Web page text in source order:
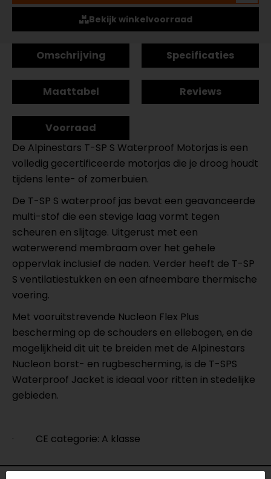
Bekijk winkelvoorraad
Omschrijving Specificaties
Maattabel Reviews
Voorraad
De Alpinestars T-SP S Waterproof Motorjas is een
volledig gecertificeerde motorjas die je droog houdt
tijdens lente- of zomerbuien.
De T-SP S waterproof jas bevat een geavanceerde
multi-stof die een stevige laag vormt tegen
scheuren en slijtage. Uitgerust met een
waterwerend membraam over het gehele
oppervlak inclusief de naden. Verder heeft de T-SP
S ventilatiestukken en een afneembare thermische
voering.
Met vooruitstrevende Nucleon Flex Plus
bescherming op de schouders en ellebogen, en de
mogelijkheid dit uit te breiden met de Alpinestars
Nucleon borst- en rugbescherming, is de T-SPS
Waterproof Jacket is ideaal voor ritten in stedelijke
gebieden.
· CE categorie: A klasse